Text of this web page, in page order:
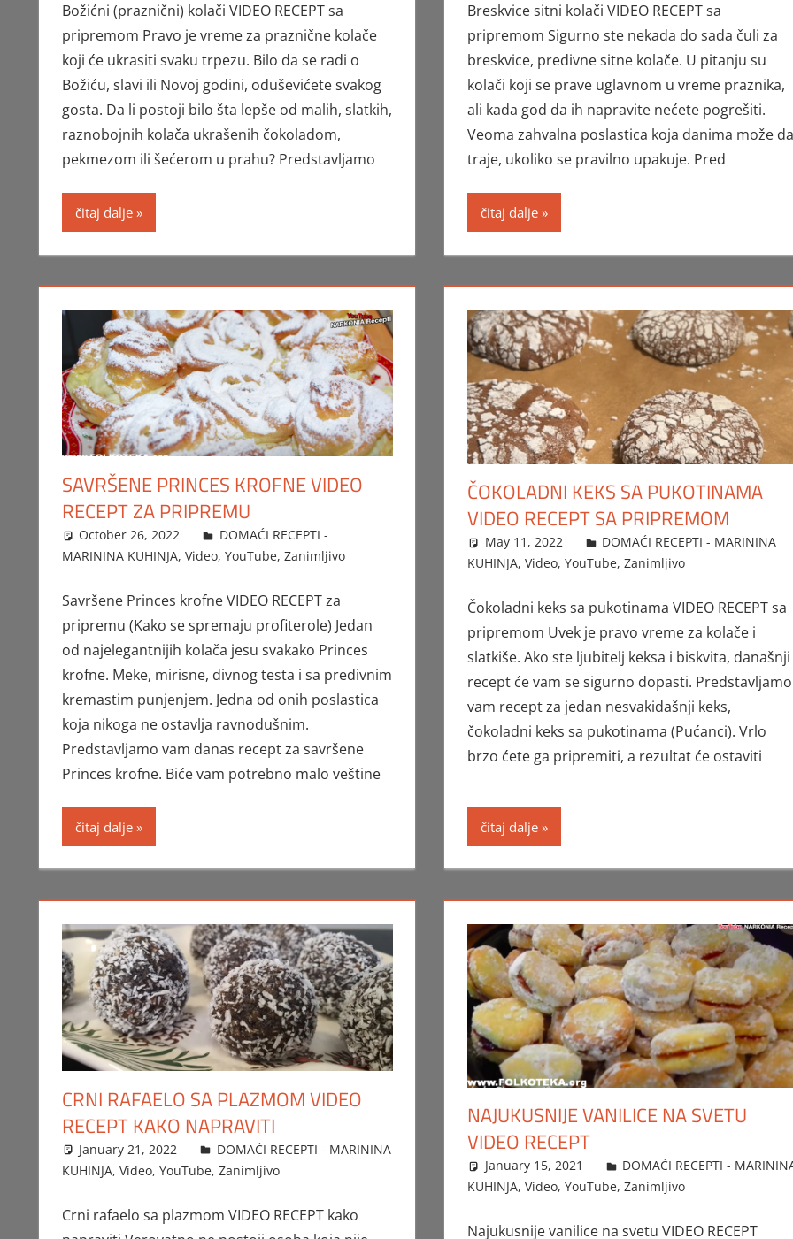
Božićni (praznični) kolači VIDEO RECEPT sa
pripremom Pravo je vreme za praznične kolače
koji će ukrasiti svaku trpezu. Bilo da se radi o
Božiću, slavi ili Novoj godini, oduševićete svakog
gosta. Da li postoji bilo šta lepše od malih, slatkih,
raznobojnih kolača ukrašenih čokoladom,
pekmezom ili šećerom u prahu? Predstavljamo
čitaj dalje
Breskvice sitni kolači VIDEO RECEPT sa
pripremom Sigurno ste nekada do sada čuli za
breskvice, predivne sitne kolače. U pitanju su
kolači koji se prave uglavnom u vreme praznika,
ali kada god da ih napravite nećete pogrešiti.
Veoma zahvalna poslastica koja danima može da
traje, ukoliko se pravilno upakuje. Pred
čitaj dalje
SAVRŠENE PRINCES KROFNE VIDEO
RECEPT ZA PRIPREMU
October 26, 2022 FTorgAdmin
DOMAĆI RECEPTI -
MARININA KUHINJA, Video, YouTube, Zanimljivo
Savršene Princes krofne VIDEO RECEPT za
pripremu (Kako se spremaju profiterole) Jedan
od najelegantnijih kolača jesu svakako Princes
krofne. Meke, mirisne, divnog testa i sa predivnim
kremastim punjenjem. Jedna od onih poslastica
koja nikoga ne ostavlja ravnodušnim.
Predstavljamo vam danas recept za savršene
Princes krofne. Biće vam potrebno malo veštine
čitaj dalje
ČOKOLADNI KEKS SA PUKOTINAMA
VIDEO RECEPT SA PRIPREMOM
May 11, 2022 FTorgAdmin
DOMAĆI RECEPTI - MARININA
KUHINJA, Video, YouTube, Zanimljivo
Čokoladni keks sa pukotinama VIDEO RECEPT sa
pripremom Uvek je pravo vreme za kolače i
slatkiše. Ako ste ljubitelj keksa i biskvita, današnji
recept će vam se sigurno dopasti. Predstavljamo
vam recept za jedan nesvakidašnji keks,
čokoladni keks sa pukotinama (Pućanci). Vrlo
brzo ćete ga pripremiti, a rezultat će ostaviti
čitaj dalje
CRNI RAFAELO SA PLAZMOM VIDEO
RECEPT KAKO NAPRAVITI
January 21, 2022 FTorgAdmin
DOMAĆI RECEPTI - MARININA
KUHINJA, Video, YouTube, Zanimljivo
Crni rafaelo sa plazmom VIDEO RECEPT kako
NAJUKUSNIJE VANILICE NA SVETU
VIDEO RECEPT
January 15, 2021 FTorgAdmin
DOMAĆI RECEPTI -
KUHINJA, Video, YouTube, Zanimljivo
Najukusnije vanilice na svetu VIDEO RECEPT